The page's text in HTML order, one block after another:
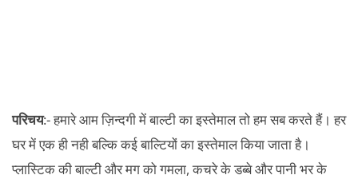
परिचय:- हमारे आम ज़िन्दगी में बाल्टी का इस्तेमाल तो हम सब करते हैं। हर
घर में एक ही नही बल्कि कई बाल्टियों का इस्तेमाल किया जाता है।
प्लास्टिक की बाल्टी और मग को गमला, कचरे के डब्बे और पानी भर के